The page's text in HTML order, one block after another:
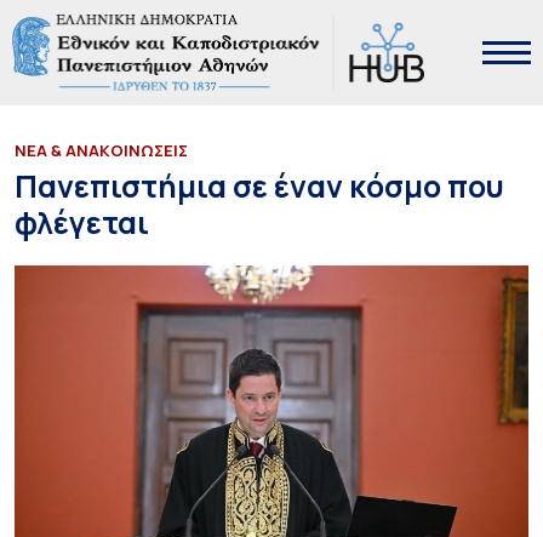
ΝΕΑ & ΑΝΑΚΟΙΝΩΣΕΙΣ
Πανεπιστήμια σε έναν κόσμο που
φλέγεται